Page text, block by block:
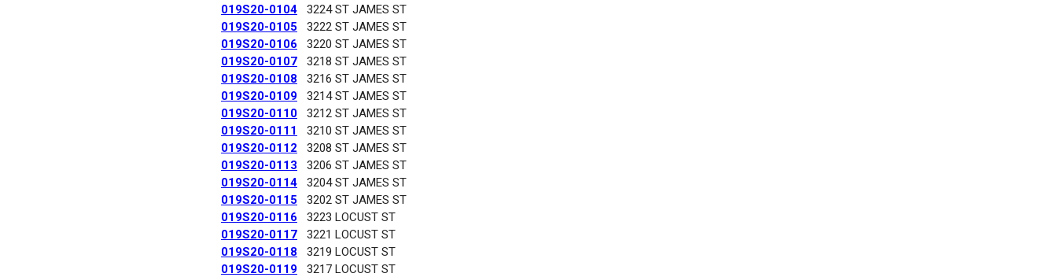
019S20-0104
3224 ST JAMES ST
019S20-0105
3222 ST JAMES ST
019S20-0106
3220 ST JAMES ST
019S20-0107
3218 ST JAMES ST
019S20-0108
3216 ST JAMES ST
019S20-0109
3214 ST JAMES ST
019S20-0110
3212 ST JAMES ST
019S20-0111
3210 ST JAMES ST
019S20-0112
3208 ST JAMES ST
019S20-0113
3206 ST JAMES ST
019S20-0114
3204 ST JAMES ST
019S20-0115
3202 ST JAMES ST
019S20-0116
3223 LOCUST ST
019S20-0117
3221 LOCUST ST
019S20-0118
3219 LOCUST ST
019S20-0119
3217 LOCUST ST